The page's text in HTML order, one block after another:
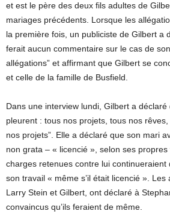
et est le père des deux fils adultes de
mariages précédents. Lorsque les
la première fois, un publiciste de Gilbert a
ferait aucun commentaire sur le cas de
allégations” et affirmant que Gilbert se
et celle de la famille de Busfield.
Dans une interview lundi, Gilbert a déclaré
pleurent : tous nos projets, tous nos
nos projets”. Elle a déclaré que son mari
non grata – « licencié », selon ses
charges retenues contre lui continueraient
son travail « même s’il était licencié ». Les
Larry Stein et Gilbert, ont déclaré à
convaincus qu’ils feraient de même.